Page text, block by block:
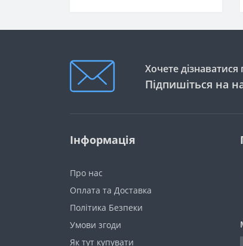
Хочете
Підпишіться на
Інформація
Про нас
Оплата та Доставка
Політика Безпеки
Умови згоди
Як тут купувати